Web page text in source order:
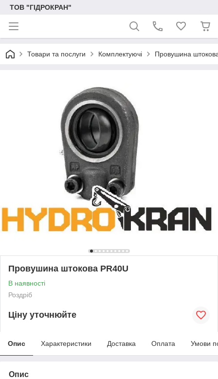
ТОВ "ГІДРОКРАН"
Товари та послуги Комплектуючі Провушина
Провушина штокова PR40U
В наявності
Роздріб
Ціну уточнюйте
Опис Характеристики Доставка Оплата Умови
Опис